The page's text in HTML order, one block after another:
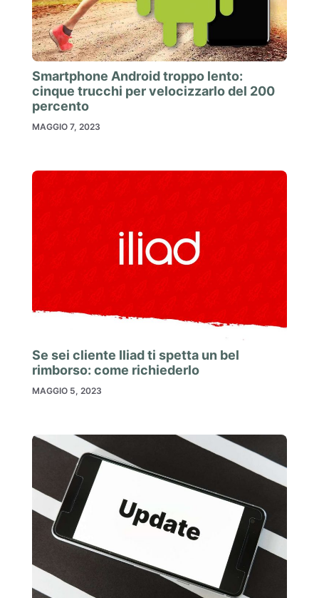
Smartphone Android troppo lento:
cinque trucchi per velocizzarlo del 200
percento
MAGGIO 7, 2023
Se sei cliente Iliad ti spetta un bel
rimborso: come richiederlo
MAGGIO 5, 2023